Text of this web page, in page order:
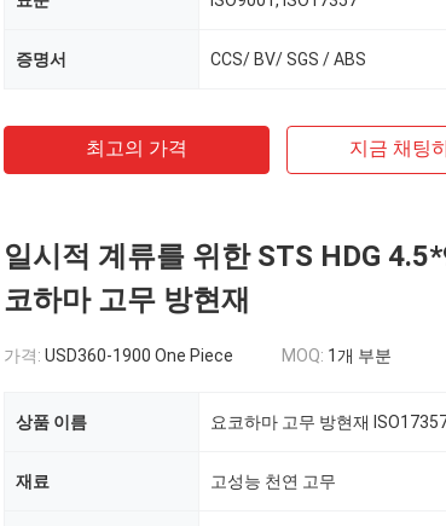
증명서 CCS/ BV/ SGS / ABS
최고의 가격 지금 채팅
일시적 계류를 위한 STS HDG
코하마 고무 방현재
가격: USD360-1900 One Piece MOQ: 1개 부분
상품 이름
재료 고성능 천연 고무